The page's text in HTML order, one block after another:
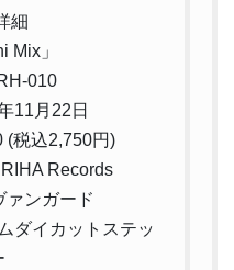
細
Mix」
010
11月22日
(税込2,750円)
Records
ァンガード
ダイカットステッ